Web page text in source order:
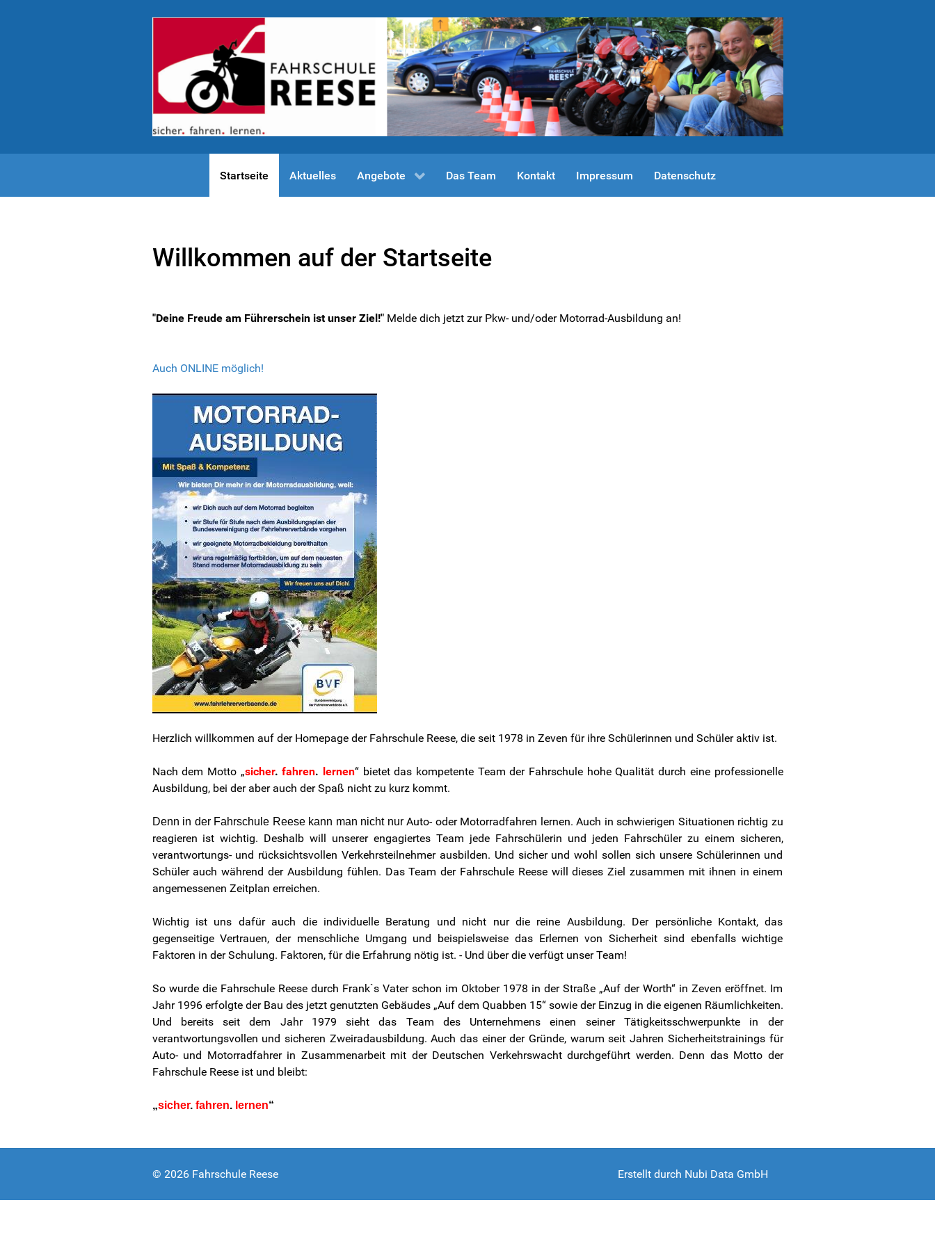
Startseite Aktuelles Angebote Das Team Kontakt Impressum Datenschutz
Willkommen auf der Startseite
"Deine Freude am Führerschein ist unser Ziel!"Melde dich jetzt zur Pkw- und/oder Motorrad-Ausbildung an!
Auch ONLINE möglich!
Herzlich willkommen auf der Homepage der Fahrschule Reese, die seit 1978 in Zeven für ihre Schülerinnen und Schüler aktiv ist.
Nach dem Motto „sicher. fahren. lernen“ bietet das kompetente Team der Fahrschule hohe Qualität durch eine professionelle
Ausbildung, bei der aber auch der Spaß nicht zu kurz kommt.
Denn in der Fahrschule Reese kann man nicht nur Auto- oder Motorradfahren lernen. Auch in schwierigen Situationen richtig zu
reagieren ist wichtig. Deshalb will unserer engagiertes Team jede Fahrschülerin und jeden Fahrschüler zu einem sicheren,
verantwortungs- und rücksichtsvollen Verkehrsteilnehmer ausbilden. Und sicher und wohl sollen sich unsere Schülerinnen und
Schüler auch während der Ausbildung fühlen. Das Team der Fahrschule Reese will dieses Ziel zusammen mit ihnen in einem
angemessenen Zeitplan erreichen.
Wichtig ist uns dafür auch die individuelle Beratung und nicht nur die reine Ausbildung. Der persönliche Kontakt, das
gegenseitige Vertrauen, der menschliche Umgang und beispielsweise das Erlernen von Sicherheit sind ebenfalls wichtige
Faktoren in der Schulung. Faktoren, für die Erfahrung nötig ist. - Und über die verfügt unser Team!
So wurde die Fahrschule Reese durch Frank`s Vater schon im Oktober 1978 in der Straße „Auf der Worth“ in Zeven eröffnet. Im
Jahr 1996 erfolgte der Bau des jetzt genutzten Gebäudes „Auf dem Quabben 15“ sowie der Einzug in die eigenen Räumlichkeiten.
Und bereits seit dem Jahr 1979 sieht das Team des Unternehmens einen seiner Tätigkeitsschwerpunkte in der
verantwortungsvollen und sicheren Zweiradausbildung. Auch das einer der Gründe, warum seit Jahren Sicherheitstrainings für
Auto- und Motorradfahrer in Zusammenarbeit mit der Deutschen Verkehrswacht durchgeführt werden. Denn das Motto der
Fahrschule Reese ist und bleibt:
„sicher.fahren.lernen“
© 2026 Fahrschule Reese Erstellt durch Nubi Data GmbH